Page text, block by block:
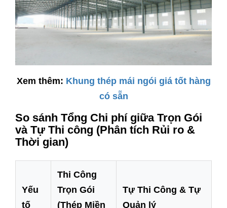
Xem thêm: Khung thép mái ngói giá tốt hàng
có sẵn
So sánh Tổng Chi phí giữa Trọn Gói
và Tự Thi công (Phân tích Rủi ro &
Thời gian)
Yếu
tố
Thi Công
Trọn Gói
(Thép Miền
Tự Thi Công & Tự
Quản lý